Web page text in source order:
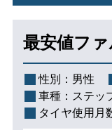
最安値フ
性別： 男性
車種： ステッ
タイヤ使用月